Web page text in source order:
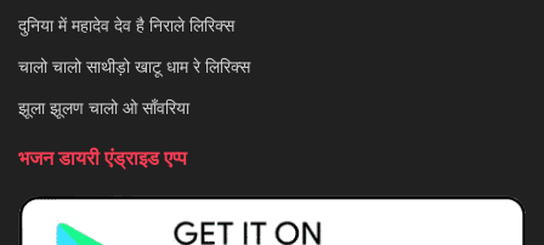
दुनिया में महादेव देव है निराले लिरिक्स
चालो चालो साथीड़ो खाटू धाम रे लिरिक्स
झूला झूलण चालो ओ साँवरिया
भजन डायरी एंड्राइड एप्प